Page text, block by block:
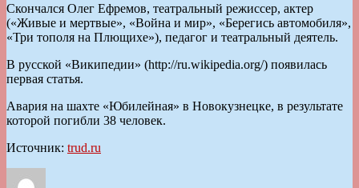
Скончался Олег Ефремов, театральный режиссер, актер
(«Живые и мертвые», «Война и мир», «Берегись автомобиля»,
«Три тополя на Плющихе»), педагог и театральный деятель.
В русской «Википедии» (http://ru.wikipedia.org/) появилась
первая статья.
Авария на шахте «Юбилейная» в Новокузнецке, в результате
которой погибли 38 человек.
Источник: trud.ru